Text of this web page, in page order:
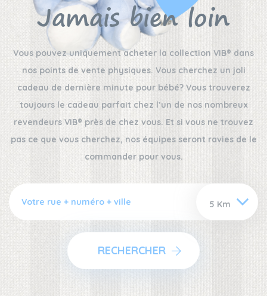
Jamais bien loin
Vous pouvez uniquement acheter la collection VIB® dans
nos points de vente physiques. Vous cherchez un joli
cadeau de dernière minute pour bébé? Vous trouverez
toujours le cadeau parfait chez l’un de nos nombreux
revendeurs VIB® près de chez vous. Et si vous ne trouvez
pas ce que vous cherchez, nos équipes seront ravies de le
commander pour vous.
RECHERCHER